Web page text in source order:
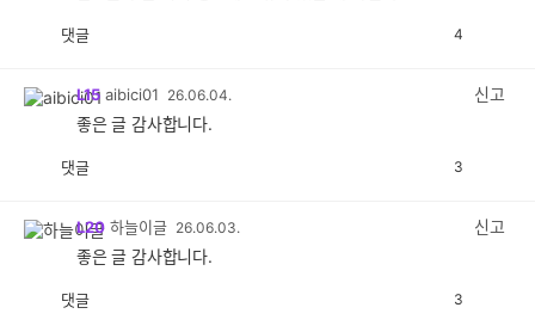
댓글 4
L15 aibici01 26.06.04.
신고
좋은 글 감사합니다.
댓글 3
L20 하늘이글 26.06.03.
신고
좋은 글 감사합니다.
댓글 3